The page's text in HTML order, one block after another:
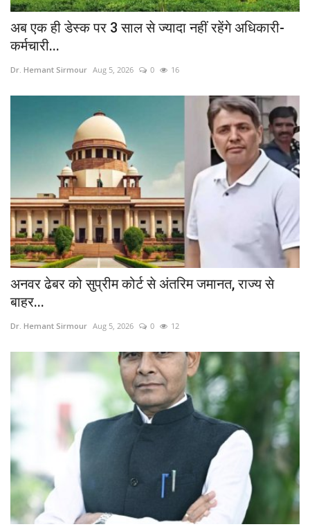
अब एक ही डेस्क पर 3 साल से ज्यादा नहीं रहेंगे अधिकारी-
कर्मचारी...
Dr. Hemant Sirmour Aug 5, 2026 0 16
अनवर ढेबर को सुप्रीम कोर्ट से अंतरिम जमानत, राज्य से
बाहर...
Dr. Hemant Sirmour Aug 5, 2026 0 12